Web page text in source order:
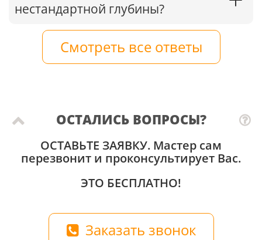
нестандартной глубины?
Смотреть все ответы
ОСТАЛИСЬ ВОПРОСЫ?
ОСТАВЬТЕ ЗАЯВКУ. Мастер сам
перезвонит и проконсультирует Вас.
ЭТО БЕСПЛАТНО!
Заказать звонок